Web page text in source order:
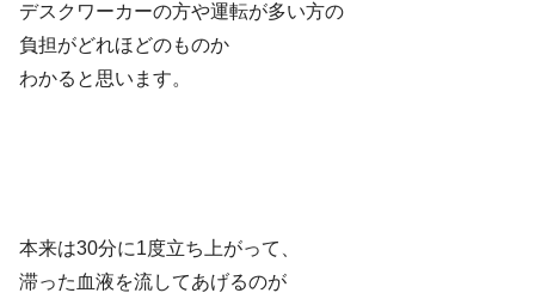
デスクワーカーの方や運転が多い方の
負担がどれほどのものか
わかると思います。
本来は30分に1度立ち上がって、
滞った血液を流してあげるのが